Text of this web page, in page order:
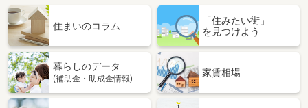
住まいのコラム
「住みたい街」
を見つけよう
暮らしのデータ
(補助金・助成金情報)
家賃相場